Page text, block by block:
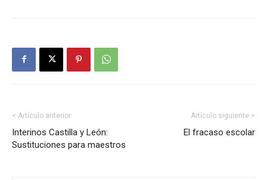
< Artículo anterior
Interinos Castilla y León:
Sustituciones para maestros
Artículo siguiente >
El fracaso escolar